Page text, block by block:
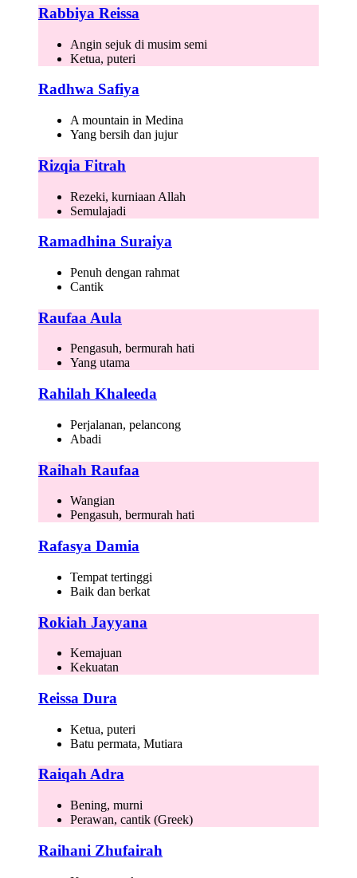
Rabbiya Reissa
Angin sejuk di musim semi
Ketua, puteri
Radhwa Safiya
A mountain in Medina
Yang bersih dan jujur
Rizqia Fitrah
Rezeki, kurniaan Allah
Semulajadi
Ramadhina Suraiya
Penuh dengan rahmat
Cantik
Raufaa Aula
Pengasuh, bermurah hati
Yang utama
Rahilah Khaleeda
Perjalanan, pelancong
Abadi
Raihah Raufaa
Wangian
Pengasuh, bermurah hati
Rafasya Damia
Tempat tertinggi
Baik dan berkat
Rokiah Jayyana
Kemajuan
Kekuatan
Reissa Dura
Ketua, puteri
Batu permata, Mutiara
Raiqah Adra
Bening, murni
Perawan, cantik (Greek)
Raihani Zhufairah